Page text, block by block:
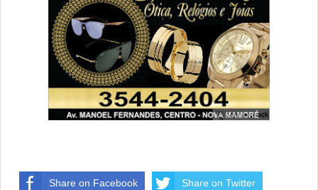
Share on Facebook Share on Twitter